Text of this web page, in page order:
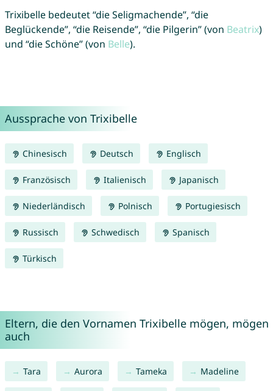
Trixibelle bedeutet “die Seligmachende”, “die
Beglückende”, “die Reisende”, “die Pilgerin” (von Beatrix)
und “die Schöne” (von Belle).
Aussprache von Trixibelle
Chinesisch Deutsch Englisch
Französisch Italienisch Japanisch
Niederländisch Polnisch Portugiesisch
Russisch Schwedisch Spanisch
Türkisch
Eltern, die den Vornamen Trixibelle mögen, mögen
auch
Tara Aurora Tameka Madeline